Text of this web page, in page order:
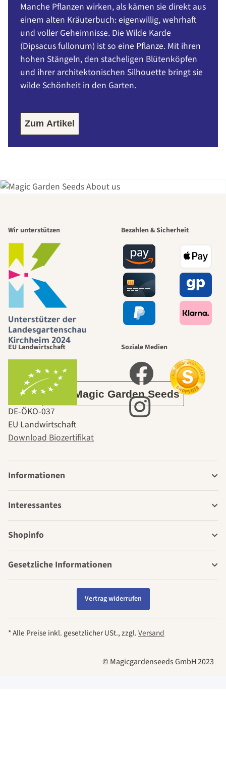
Manche Pflanzen wirken, als kämen sie direkt aus
einem alten Kräuterbuch: eigenwillig, wehrhaft
und voller Geheimnisse. Die Wilde Karde
(Dipsacus fullonum) ist so eine Pflanze. Mit ihren
hohen Stängeln, den stacheligen Blütenköpfen
und ihrer architektonischen Silhouette bringt sie
wilde Schönheit in den Garten.
Zum Artikel
schönsten
Wege zu uns
selbst führt
durch den
Garten
Über Magic Garden Seeds
Wir unterstützen Bezahlen & Sicherheit
EU Landwirtschaft
DE‑ÖKO‑037
EU Landwirtschaft
Download Biozertifikat
Soziale Medien
Informationen
Interessantes
Shopinfo
Gesetzliche Informationen
Vertrag widerrufen
* Alle Preise inkl. gesetzlicher USt., zzgl.Versand
© Magicgardenseeds GmbH 2023